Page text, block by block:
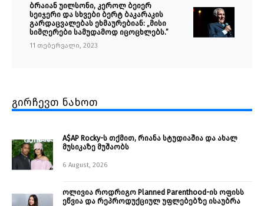
ბრაიან უილსონი, კეროლ ბეიერ
სეიჯერი და სხვები ბერტ ბაკარაკის
გარდაცვალებას ეხმაურებიან: „მისი
სიმღერები სამუდამოდ იცოცხლებს.”
11 თებერვალი, 2023
გირჩევთ ნახოთ
A$AP Rocky-ს თქმით, რიანა სტუდიაშია და ახალ
მუსიკაზე მუშაობს
6 August, 2026
ოლივია როდრიგო Planned Parenthood-ის ოფისს
ეწვია და რეპროდუქციულ უფლებებზე ისაუბრა